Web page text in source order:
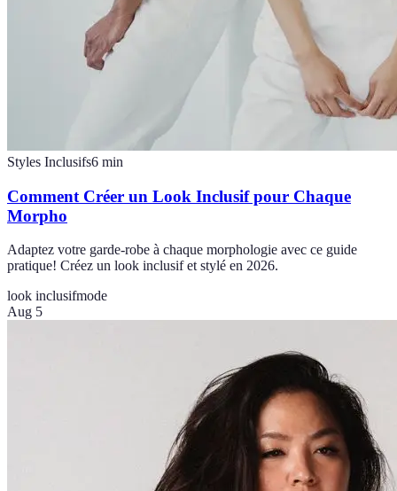
Styles Inclusifs6 min
Comment Créer un Look Inclusif pour Chaque
Morpho
Adaptez votre garde-robe à chaque morphologie avec ce guide
pratique! Créez un look inclusif et stylé en 2026.
look inclusifmode
Aug 5